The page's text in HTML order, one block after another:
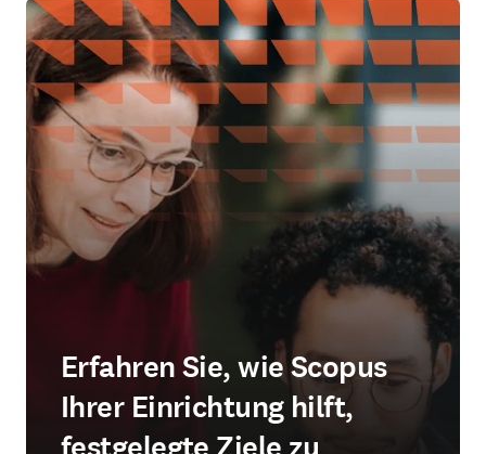
Erfahren Sie, wie Scopus
Ihrer Einrichtung hilft,